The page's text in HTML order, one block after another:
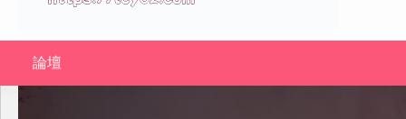
論壇